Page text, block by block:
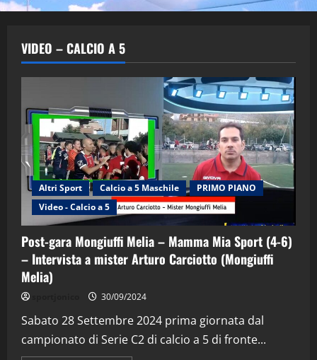
VIDEO – CALCIO A 5
Altri Sport Calcio a 5 Maschile
PRIMO PIANO
Video - Calcio a 5
Post-gara Mongiuffi Melia – Mamma Mia Sport (4-6)
– Intervista a mister Arturo Carciotto (Mongiuffi
Melia)
30/09/2024
Sabato 28 Settembre 2024 prima giornata dal
campionato di Serie C2 di calcio a 5 di fronte...
2
“SportEmpire” in Podcast: 29^ Puntata
(Martedi 28 Aprile 2026)
28/04/2026